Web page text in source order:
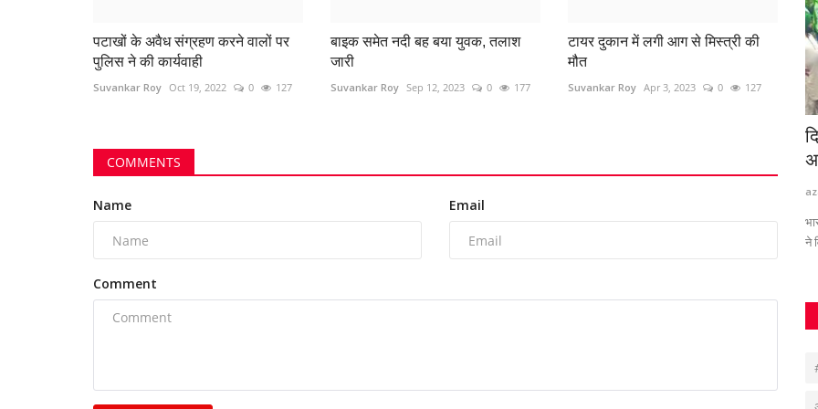
पटाखों के अवैध संग्रहण करने वालों पर
पुलिस ने की कार्यवाही
Suvankar Roy Oct 19, 2022 0 127
बाइक समेत नदी बह बया युवक, तलाश
जारी
Suvankar Roy Sep 12, 2023 0 177
टायर दुकान में लगी आग से मिस्त्री की
मौत
Suvankar Roy Apr 3, 2023 0 127
COMMENTS
Name Email
Comment
का तस्कर...
भारत-अमेरिका व्यापार समझौते के विरोध में दिल्ली कूच कर रहे किसानों को पुलिस
ने विभिन्न...